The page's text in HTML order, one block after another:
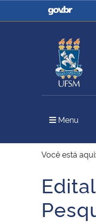
Casa Civil
Ministério da
Pecuária e
Ministério do
Menu
Você está aqui:
Início do